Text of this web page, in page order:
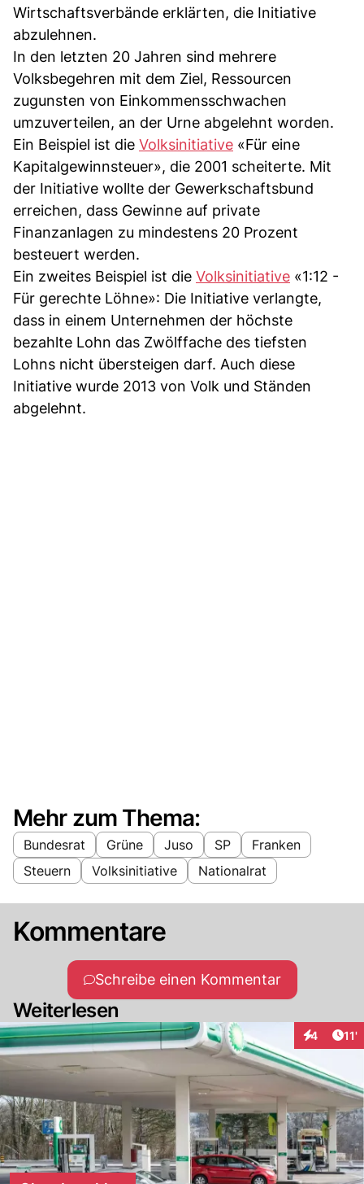
Wirtschaftsverbände erklärten, die Initiative
abzulehnen.
In den letzten 20 Jahren sind mehrere
Volksbegehren mit dem Ziel, Ressourcen
zugunsten von Einkommensschwachen
umzuverteilen, an der Urne abgelehnt worden.
Ein Beispiel ist die Volksinitiative «Für eine
Kapitalgewinnsteuer», die 2001 scheiterte. Mit
der Initiative wollte der Gewerkschaftsbund
erreichen, dass Gewinne auf private
Finanzanlagen zu mindestens 20 Prozent
besteuert werden.
Ein zweites Beispiel ist die Volksinitiative «1:12 -
Für gerechte Löhne»: Die Initiative verlangte,
dass in einem Unternehmen der höchste
bezahlte Lohn das Zwölffache des tiefsten
Lohns nicht übersteigen darf. Auch diese
Initiative wurde 2013 von Volk und Ständen
abgelehnt.
Mehr zum Thema:
Bundesrat Grüne Juso SP
Franken
Steuern
Volksinitiative Nationalrat
Kommentare
Schreibe einen Kommentar
Weiterlesen
4 11'